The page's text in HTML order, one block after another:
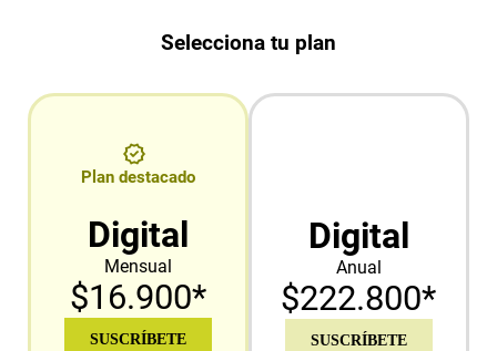
Selecciona tu plan
Plan destacado
Digital
Mensual
$16.900*
SUSCRÍBETE
Digital
Anual
$222.800*
SUSCRÍBETE